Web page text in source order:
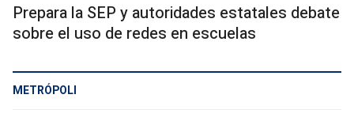
Prepara la SEP y autoridades estatales debate
sobre el uso de redes en escuelas
METRÓPOLI